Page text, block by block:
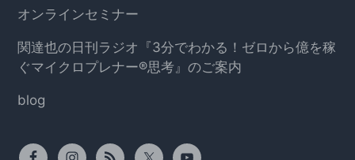
オンラインセミナー
関達也の日刊ラジオ『3分でわかる！ゼロから億を稼
ぐマイクロプレナー®思考』のご案内
blog